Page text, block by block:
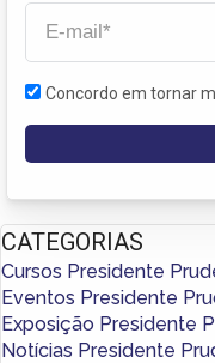
Concordo em tornar
CATEGORIAS
Cursos Presidente
Eventos Presidente
Exposição Presidente
Notícias Presidente